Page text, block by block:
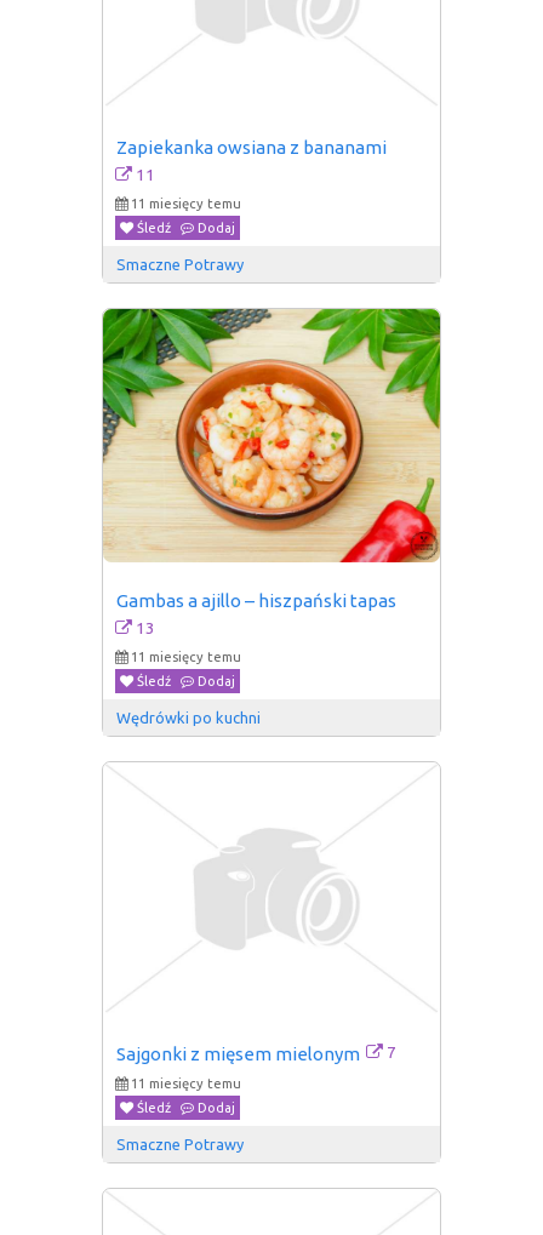
Zapiekanka owsiana z bananami
11
11 miesięcy temu
Śledź
Dodaj
Smaczne Potrawy
Gambas a ajillo – hiszpański tapas
13
11 miesięcy temu
Śledź
Dodaj
Wędrówki po kuchni
Sajgonki z mięsem mielonym 7
11 miesięcy temu
Śledź
Dodaj
Smaczne Potrawy